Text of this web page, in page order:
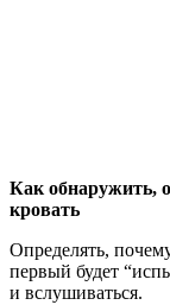
Как обнаружить,
кровать
Определять,
первый будет
и вслушиваться.